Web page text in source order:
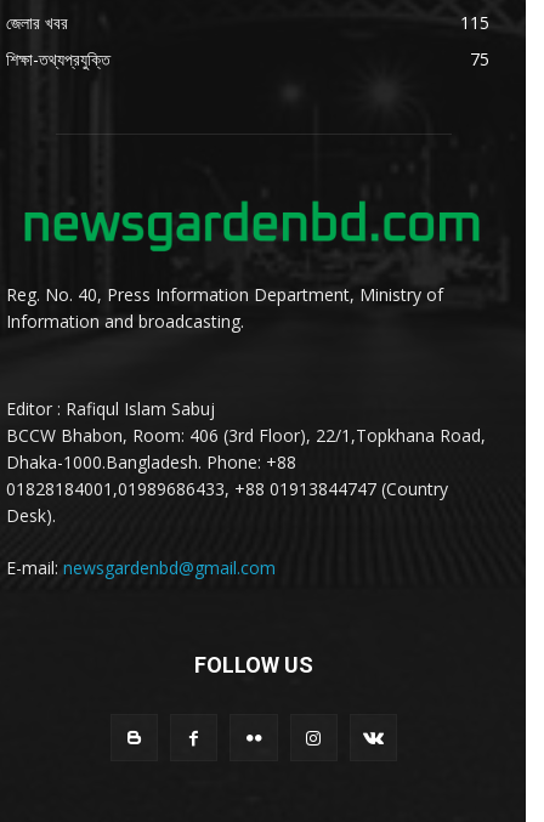
জেলার খবর
115
শিক্ষা-তথ্যপ্রযুক্তি
75
Reg. No. 40, Press Information Department, Ministry of
Information and broadcasting.
Editor : Rafiqul Islam Sabuj
BCCW Bhabon, Room: 406 (3rd Floor), 22/1,Topkhana Road,
Dhaka-1000.Bangladesh. Phone: +88
01828184001,01989686433, +88 01913844747 (Country
Desk).
E-mail: newsgardenbd@gmail.com
FOLLOW US